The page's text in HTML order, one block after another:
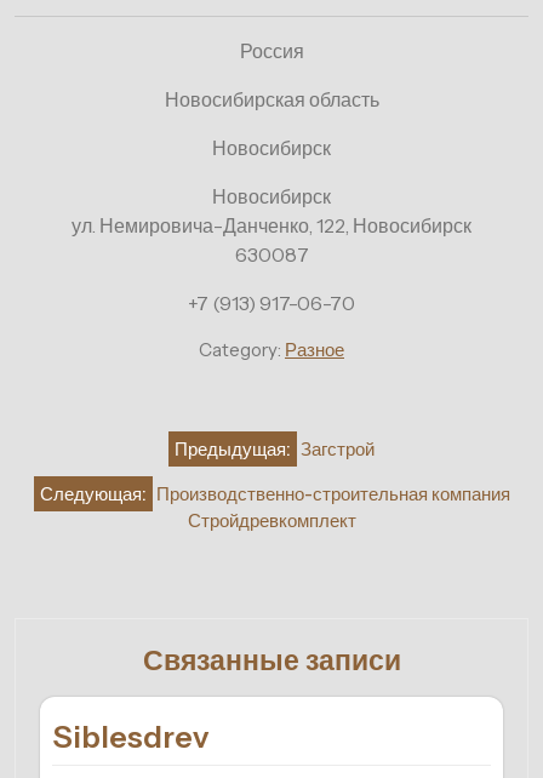
Россия
Новосибирская область
Новосибирск
Новосибирск
ул. Немировича-Данченко, 122, Новосибирск
630087
+7 (913) 917-06-70
Category: Разное
Навигация
по
записям
Предыдущая: Загстрой
Следующая: Производственно-строительная компания
Стройдревкомплект
Связанные записи
Siblesdrev